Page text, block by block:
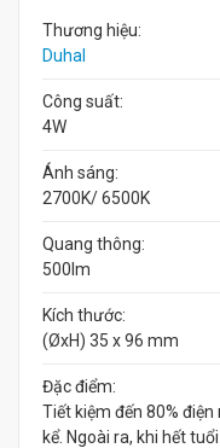
Thương hiệu:
Duhal
Công suất:
4W
Ánh sáng:
2700K/ 6500K
Quang thông:
500lm
Kích thước:
(ØxH) 35 x 96 mm
Đặc điểm:
Tiết kiệm đến 80%
kể. Ngoài ra, khi hết